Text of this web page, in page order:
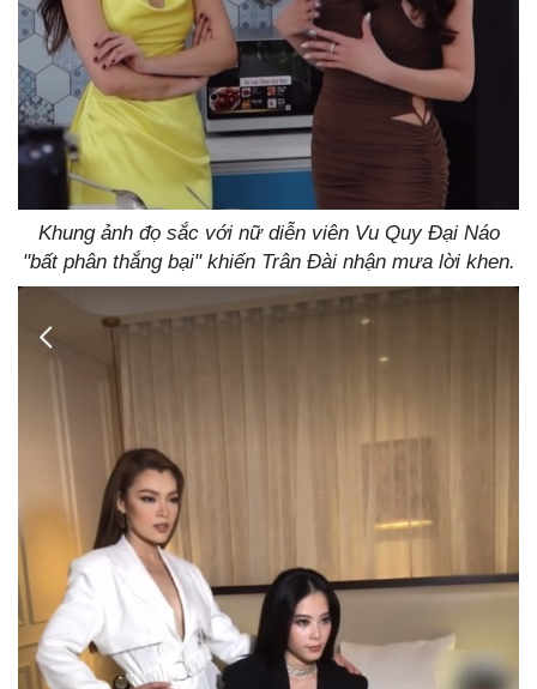
Khung ảnh đọ sắc với nữ diễn viên Vu Quy Đại Náo
"bất phân thắng bại" khiến Trân Đài nhận mưa lời khen.